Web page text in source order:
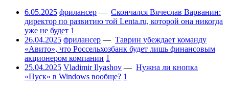
6.05.2025 фрилансер — Скончался Вячеслав Варванин:
директор по развитию той Lenta.ru, которой она никогда
уже не будет 1
26.04.2025 фрилансер — Таврин убеждает команду
«Авито», что Россельхозбанк будет лишь финансовым
акционером компании 1
25.04.2025 Vladimir Ilyashov — Нужна ли кнопка
«Пуск» в Windows вообще? 1